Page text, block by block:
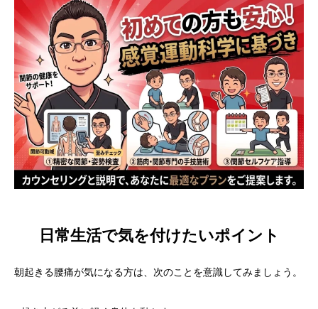
日常生活で気を付けたいポイント
朝起きる腰痛が気になる方は、次のことを意識してみましょう。